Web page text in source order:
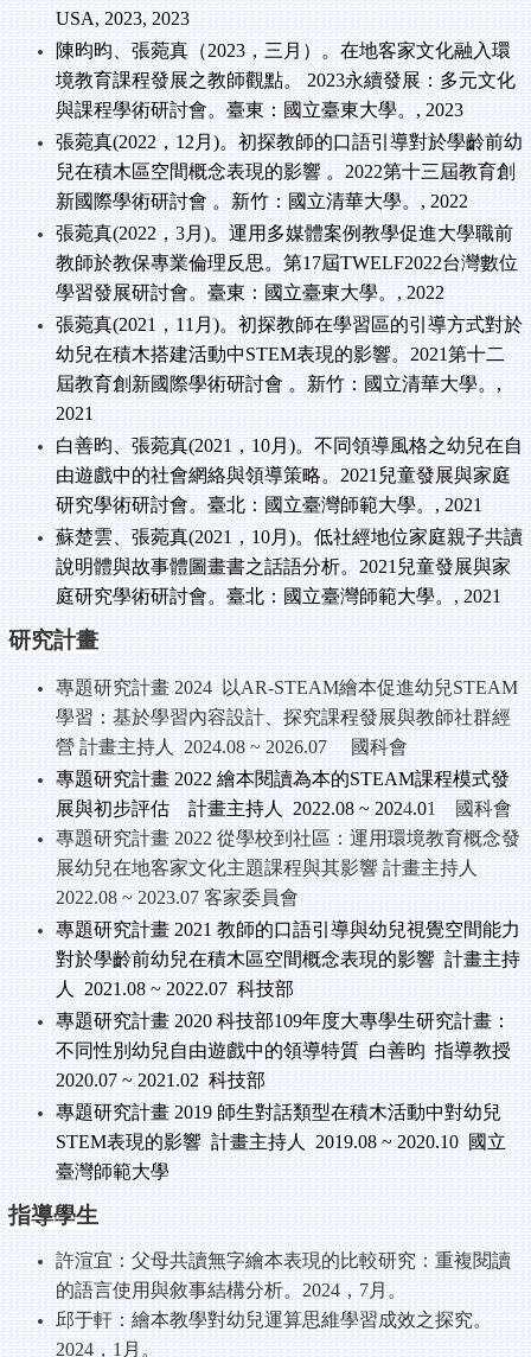
USA, 2023, 2023
陳昀昀、張菀真（2023 ，三月）。在地客家文化融入環
境教育課程發展之教師觀點。 2023永續發展：多元文化
與課程學術研討會。臺東：國立臺東大學。, 2023
張菀真(2022 ，12 月)。初探教師的口語引導對於學齡前幼
兒在積木區空間概念表現的影響 。2022第十三屆教育創
新國際學術研討會 。新竹：國立清華大學。, 2022
張菀真(2022 ，3月)。運用多媒體案例教學促進大學職前
教師於教保專業倫理反思。第17屆TWELF2022台灣數位
學習發展研討會。臺東：國立臺東大學。, 2022
張菀真(2021 ，11 月)。初探教師在學習區的引導方式對於
幼兒在積木搭建活動中STEM表現的影響。2021第十二
屆教育創新國際學術研討會 。新竹：國立清華大學。,
2021
白善昀、張菀真(2021 ，10月)。不同領導風格之幼兒在自
由遊戲中的社會網絡與領導策略。2021 兒童發展與家庭
研究學術研討會。臺北：國立臺灣師範大學。, 2021
蘇楚雲、張菀真(2021 ，10月)。低社經地位家庭親子共讀
說明體與故事體圖畫書之話語分析。2021 兒童發展與家
庭研究學術研討會。臺北：國立臺灣師範大學。, 2021
研究計畫
專題研究計畫 2024 以AR-STEAM繪本促進幼兒STEAM
學習：基於學習內容設計、探究課程發展與教師社群經
營 計畫主持人 2024.08 ~ 2026.07
國科會
專題研究計畫 2022 繪本閱讀為本的STEAM課程模式發
展與初步評估 計畫主持人 2022.08 ~ 2024.01
國科會
專題研究計畫 2022 從學校到社區：運用環境教育概念發
展幼兒在地客家文化主題課程與其影響 計畫主持人
2022.08 ~ 2023.07 客家委員會
專題研究計畫 2021 教師的口語引導與幼兒視覺空間能力
對於學齡前幼兒在積木區空間概念表現的影響 計畫主持
人 2021.08 ~ 2022.07 科技部
專題研究計畫 2020 科技部109年度大專學生研究計畫：
不同性別幼兒自由遊戲中的領導特質 白善昀 指導教授
2020.07 ~ 2021.02 科技部
專題研究計畫 2019 師生對話類型在積木活動中對幼兒
STEM表現的影響 計畫主持人 2019.08 ~ 2020.10 國立
臺灣師範大學
指導學生
許渲宜：父母共讀無字繪本表現的比較研究：重複閱讀
的語言使用與敘事結構分析。2024 ，7月。
邱于軒：繪本教學對幼兒運算思維學習成效之探究。
2024 ，1 月。